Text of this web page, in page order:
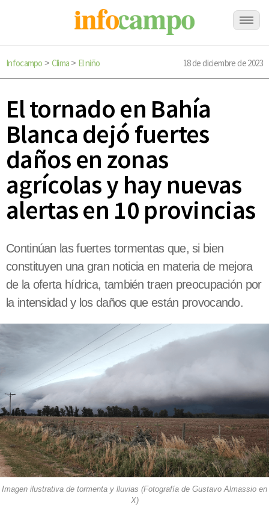
Infocampo > Clima> El niño 18 de diciembre de 2023
El tornado en Bahía
Blanca dejó fuertes
daños en zonas
agrícolas y hay nuevas
alertas en 10 provincias
Continúan las fuertes tormentas que, si bien
constituyen una gran noticia en materia de mejora
de la oferta hídrica, también traen preocupación por
la intensidad y los daños que están provocando.
Imagen ilustrativa de tormenta y lluvias (Fotografía de Gustavo Almassio en
X)